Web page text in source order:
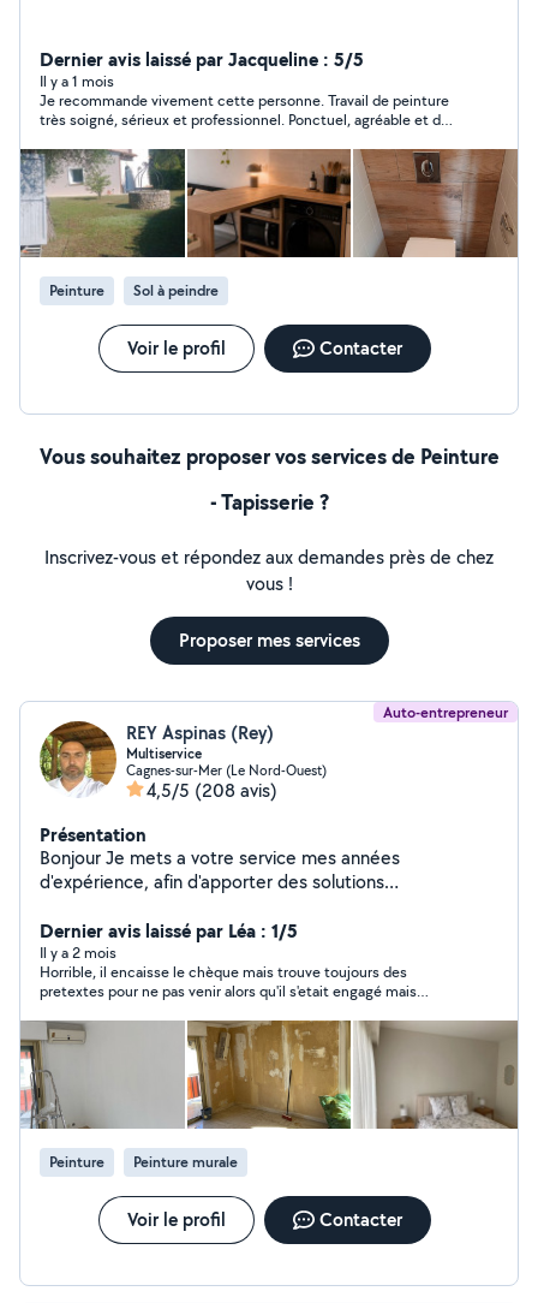
Dernier avis laissé par Jacqueline : 5/5
Il y a 1 mois
Je recommande vivement cette personne. Travail de peinture
très soigné, sérieux et professionnel. Ponctuel, agréable et de
très satisfaite. Merci pour votre excellent travail
Peinture Sol à peindre
Voir le profil Contacter
Vous souhaitez proposer vos services de Peinture
- Tapisserie ?
Inscrivez-vous et répondez aux demandes près de chez
vous !
Proposer mes services
Auto-entrepreneur
REY Aspinas (Rey)
Multiservice
Cagnes-sur-Mer (Le Nord-Ouest)
4,5/5 (208 avis)
Présentation
Bonjour Je mets a votre service mes années
d'expérience, afin d'apporter des solutions
Déplacement et devis gratuit Pour plus de
renseignement nous contacter
Dernier avis laissé par Léa : 1/5
Il y a 2 mois
Horrible, il encaisse le chèque mais trouve toujours des
pretextes pour ne pas venir alors qu'il s'etait engagé mais
absolument !!!!!!!
Peinture Peinture murale
Voir le profil Contacter